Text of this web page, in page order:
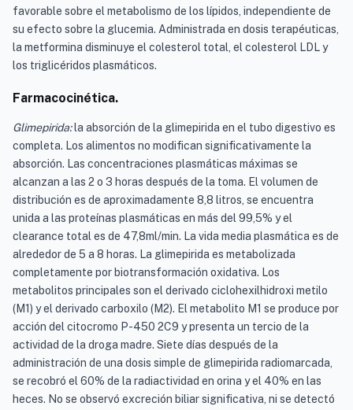
favorable sobre el metabolismo de los lípidos, independiente de
su efecto sobre la glucemia. Administrada en dosis terapéuticas,
la metformina disminuye el colesterol total, el colesterol LDL y
los triglicéridos plasmáticos.
Farmacocinética.
Glimepirida:la absorción de la glimepirida en el tubo digestivo es
completa. Los alimentos no modifican significativamente la
absorción. Las concentraciones plasmáticas máximas se
alcanzan a las 2 o 3 horas después de la toma. El volumen de
distribución es de aproximadamente 8,8 litros, se encuentra
unida a las proteínas plasmáticas en más del 99,5% y el
clearance total es de 47,8ml/min. La vida media plasmática es de
alrededor de 5 a 8 horas. La glimepirida es metabolizada
completamente por biotransformación oxidativa. Los
metabolitos principales son el derivado ciclohexilhidroxi metilo
(M1) y el derivado carboxilo (M2). El metabolito M1 se produce por
acción del citocromo P-450 2C9 y presenta un tercio de la
actividad de la droga madre. Siete días después de la
administración de una dosis simple de glimepirida radiomarcada,
se recobró el 60% de la radiactividad en orina y el 40% en las
heces. No se observó excreción biliar significativa, ni se detectó